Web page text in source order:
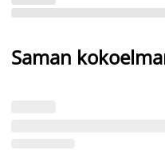
Saman